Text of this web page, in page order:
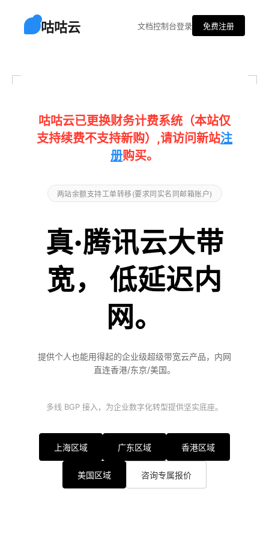
咕咕云 文档控制台登录 免费注册
咕咕云已更换财务计费系统（本站仅
支持续费不支持新购）,请访问新站注
册购买。
两站余额支持工单转移(要求同实名同邮箱账户)
真·腾讯云大带
宽， 低延迟内
网。
提供个人也能用得起的企业级超级带宽云产品，内网
直连香港/东京/美国。
多线 BGP 接入，为企业数字化转型提供坚实底座。
上海区域 广东区域 香港区域
美国区域 咨询专属报价